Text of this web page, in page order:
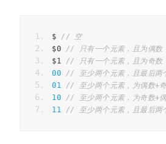
$
// 空
$0
// 只有一个元素，且为偶数
$1
// 只有一个元素，且为奇数
00
// 至少两个元素，且最后两
01
// 至少两个元素，为偶数+
10
// 至少两个元素，为奇数+
11
// 至少两个元素，且最后两